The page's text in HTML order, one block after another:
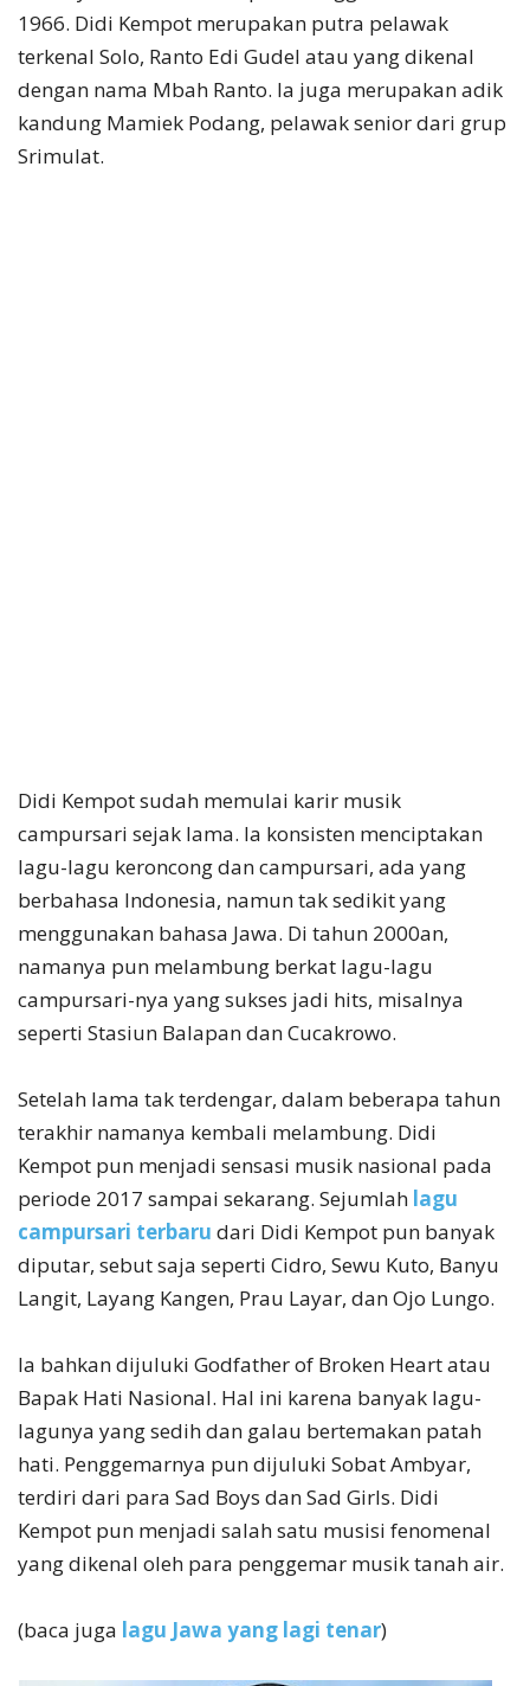
1966. Didi Kempot merupakan putra pelawak
terkenal Solo, Ranto Edi Gudel atau yang dikenal
dengan nama Mbah Ranto. Ia juga merupakan adik
kandung Mamiek Podang, pelawak senior dari grup
Srimulat.
Didi Kempot sudah memulai karir musik
campursari sejak lama. Ia konsisten menciptakan
lagu-lagu keroncong dan campursari, ada yang
berbahasa Indonesia, namun tak sedikit yang
menggunakan bahasa Jawa. Di tahun 2000an,
namanya pun melambung berkat lagu-lagu
campursari-nya yang sukses jadi hits, misalnya
seperti Stasiun Balapan dan Cucakrowo.
Setelah lama tak terdengar, dalam beberapa tahun
terakhir namanya kembali melambung. Didi
Kempot pun menjadi sensasi musik nasional pada
periode 2017 sampai sekarang. Sejumlah lagu
campursari terbaru dari Didi Kempot pun banyak
diputar, sebut saja seperti Cidro, Sewu Kuto, Banyu
Langit, Layang Kangen, Prau Layar, dan Ojo Lungo.
Ia bahkan dijuluki Godfather of Broken Heart atau
Bapak Hati Nasional. Hal ini karena banyak lagu-
lagunya yang sedih dan galau bertemakan patah
hati. Penggemarnya pun dijuluki Sobat Ambyar,
terdiri dari para Sad Boys dan Sad Girls. Didi
Kempot pun menjadi salah satu musisi fenomenal
yang dikenal oleh para penggemar musik tanah air.
(baca juga lagu Jawa yang lagi tenar)